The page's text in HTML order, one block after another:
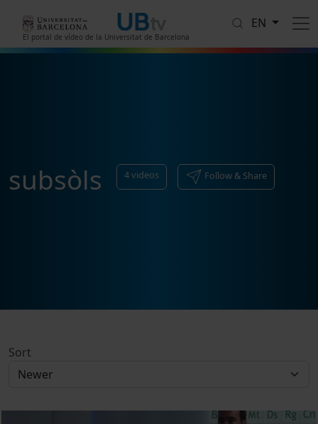
El portal de vídeo de la Universitat de Barcelona
EN
subsòls 4videos Follow & Share
Sort